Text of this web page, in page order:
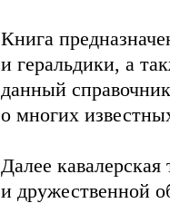
Книга
и геральдики, а
данный
о многих
Далее
и дружественной